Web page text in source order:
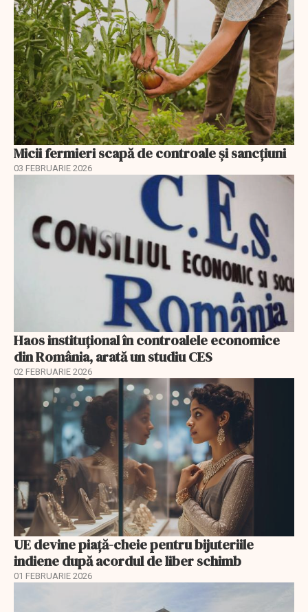
Micii fermieri scapă de controale și sancțiuni
03 FEBRUARIE 2026
Haos instituțional în controalele economice
din România, arată un studiu CES
02 FEBRUARIE 2026
UE devine piață-cheie pentru bijuteriile
indiene după acordul de liber schimb
01 FEBRUARIE 2026